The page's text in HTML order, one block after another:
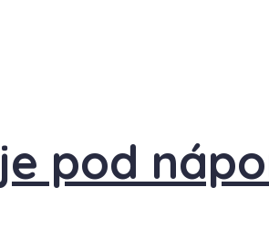
pod